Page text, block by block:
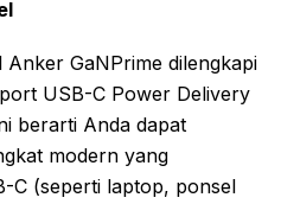
Anker GaNPrime dilengkapi
USB-C Power Delivery
berarti Anda dapat
modern yang
C (seperti laptop, ponsel